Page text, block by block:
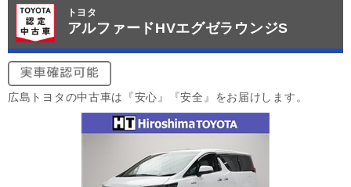
トヨタ
アルファードHVエグゼラウンジS
広島トヨタの中古車は『安心』『安全』をお届けします。